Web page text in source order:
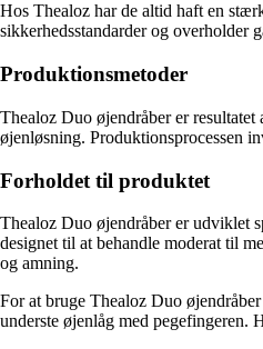
Hos Thealoz har de altid haft en
sikkerhedsstandarder og
Produktionsmetoder
Thealoz Duo øjendråber er
øjenløsning. Produktionsprocessen
Forholdet til produktet
Thealoz Duo øjendråber er udviklet
designet til at behandle moderat til
og amning.
For at bruge Thealoz Duo
underste øjenlåg med pegefingeren.